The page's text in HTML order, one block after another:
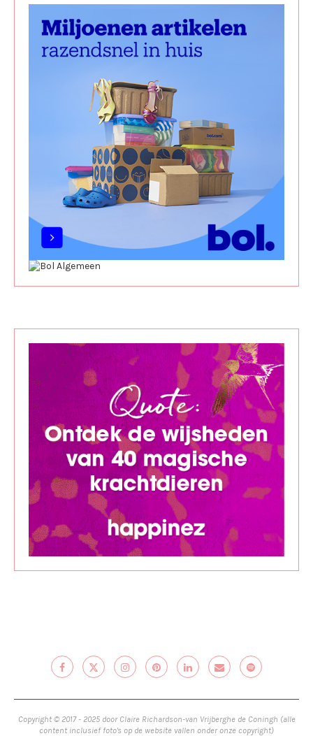
Copyright © 2017 - 2025 door Claire Richardson-van Vrijberghe de Coningh (alle
content inclusief foto's op de website vallen onder onze copyright)